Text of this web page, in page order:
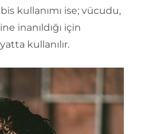
kullanımı ise; vücudu,
inanıldığı için
kullanılır.